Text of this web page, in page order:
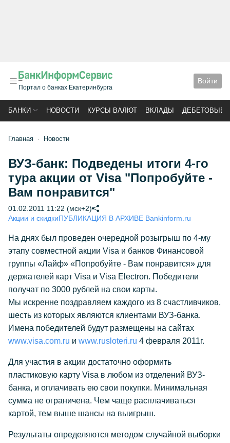
Портал о банках Екатеринбурга
Войти
БАНКИ НОВОСТИ КУРСЫ ВАЛЮТ ВКЛАДЫ ДЕБЕТОВЫЕ
Главная Новости
ВУЗ-банк: Подведены итоги 4-го
тура акции от Visa "Попробуйте -
Вам понравится"
01.02.2011 11:22 (мск+2)
Акции и скидкиПУБЛИКАЦИЯ В АРХИВЕ Bankinform.ru
На днях был проведен очередной розыгрыш по 4-му
этапу совместной акции Visa и банков Финансовой
группы «Лайф» «Попробуйте - Вам понравится» для
держателей карт Visa и Visa Electron. Победители
получат по 3000 рублей на свои карты.
Мы искренне поздравляем каждого из 8 счастливчиков,
шесть из которых являются клиентами ВУЗ-банка.
Имена победителей будут размещены на сайтах
www.visa.com.ru и www.rusloteri.ru 4 февраля 2011г.
Для участия в акции достаточно оформить
пластиковую карту Visa в любом из отделений ВУЗ-
банка, и оплачивать ею свои покупки. Минимальная
сумма не ограничена. Чем чаще расплачиваться
картой, тем выше шансы на выигрыш.
Результаты определяются методом случайной выборки